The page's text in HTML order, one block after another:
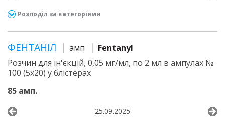
Розподіл за категоріями
ФЕНТАНІЛ амп
Fentanyl
Розчин для ін'єкцій, 0,05 мг/мл, по 2 мл в ампулах №
100 (5х20) у блістерах
85 амп.
25.09.2025